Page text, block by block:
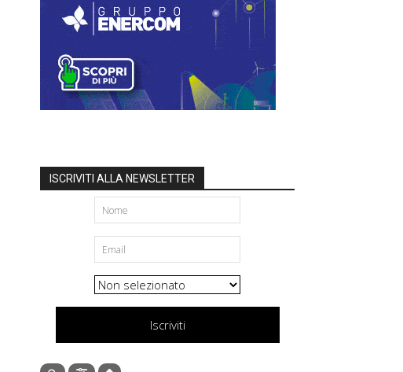
ISCRIVITI ALLA NEWSLETTER
Iscriviti